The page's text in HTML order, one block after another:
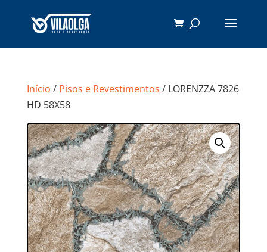
Início / Pisos e Revestimentos / LORENZZA 7826
HD 58X58